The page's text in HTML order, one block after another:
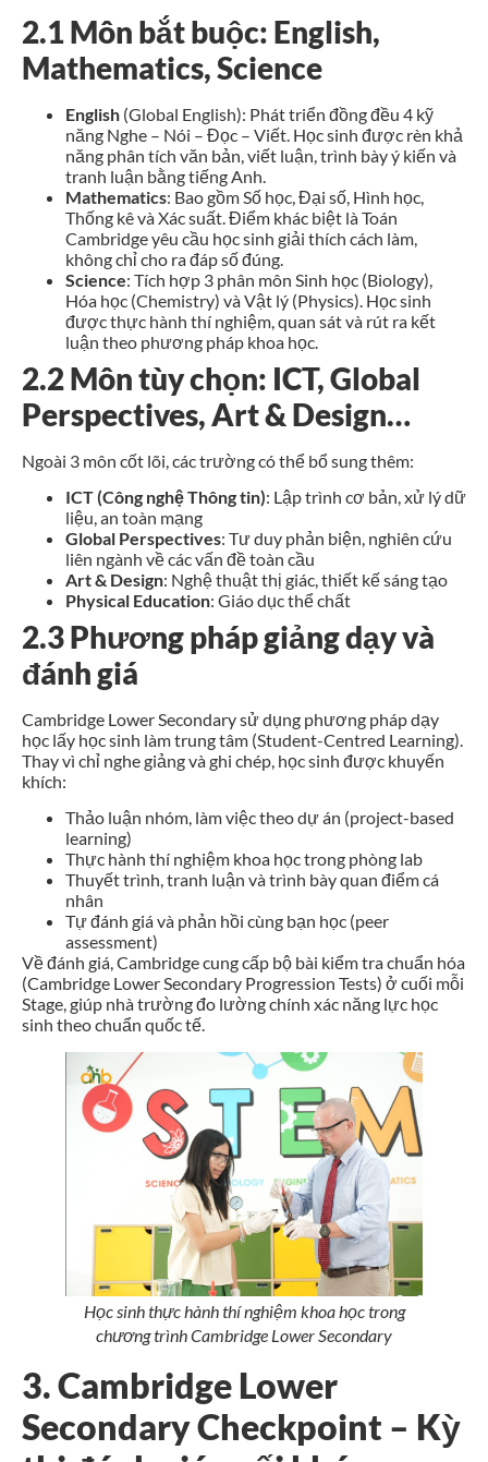
2.1 Môn bắt buộc: English,
Mathematics, Science
English (Global English): Phát triển đồng đều 4 kỹ
năng Nghe – Nói – Đọc – Viết. Học sinh được rèn khả
năng phân tích văn bản, viết luận, trình bày ý kiến và
tranh luận bằng tiếng Anh.
Mathematics: Bao gồm Số học, Đại số, Hình học,
Thống kê và Xác suất. Điểm khác biệt là Toán
Cambridge yêu cầu học sinh giải thích cách làm,
không chỉ cho ra đáp số đúng.
Science: Tích hợp 3 phân môn Sinh học (Biology),
Hóa học (Chemistry) và Vật lý (Physics). Học sinh
được thực hành thí nghiệm, quan sát và rút ra kết
luận theo phương pháp khoa học.
2.2 Môn tùy chọn: ICT, Global
Perspectives, Art & Design…
Ngoài 3 môn cốt lõi, các trường có thể bổ sung thêm:
ICT (Công nghệ Thông tin): Lập trình cơ bản, xử lý dữ
liệu, an toàn mạng
Global Perspectives: Tư duy phản biện, nghiên cứu
liên ngành về các vấn đề toàn cầu
Art & Design: Nghệ thuật thị giác, thiết kế sáng tạo
Physical Education: Giáo dục thể chất
2.3 Phương pháp giảng dạy và
đánh giá
Cambridge Lower Secondary sử dụng phương pháp dạy
học lấy học sinh làm trung tâm (Student-Centred Learning).
Thay vì chỉ nghe giảng và ghi chép, học sinh được khuyến
khích:
Thảo luận nhóm, làm việc theo dự án (project-based
learning)
Thực hành thí nghiệm khoa học trong phòng lab
Thuyết trình, tranh luận và trình bày quan điểm cá
nhân
Tự đánh giá và phản hồi cùng bạn học (peer
assessment)
Về đánh giá, Cambridge cung cấp bộ bài kiểm tra chuẩn hóa
(Cambridge Lower Secondary Progression Tests) ở cuối mỗi
Stage, giúp nhà trường đo lường chính xác năng lực học
sinh theo chuẩn quốc tế.
Học sinh thực hành thí nghiệm khoa học trong
chương trình Cambridge Lower Secondary
3. Cambridge Lower
Secondary Checkpoint – Kỳ